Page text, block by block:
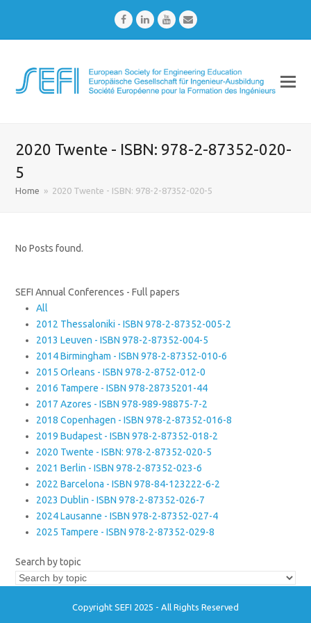
FacebookLinkedInYoutubeEmail
2020 Twente - ISBN: 978-2-87352-020-
5
Home » 2020 Twente - ISBN: 978-2-87352-020-5
No Posts found.
SEFI Annual Conferences - Full papers
All
2012 Thessaloniki - ISBN 978-2-87352-005-2
2013 Leuven - ISBN 978-2-87352-004-5
2014 Birmingham - ISBN 978-2-87352-010-6
2015 Orleans - ISBN 978-2-8752-012-0
2016 Tampere - ISBN 978-28735201-44
2017 Azores - ISBN 978-989-98875-7-2
2018 Copenhagen - ISBN 978-2-87352-016-8
2019 Budapest - ISBN 978-2-87352-018-2
2020 Twente - ISBN: 978-2-87352-020-5
2021 Berlin - ISBN 978-2-87352-023-6
2022 Barcelona - ISBN 978-84-123222-6-2
2023 Dublin - ISBN 978-2-87352-026-7
2024 Lausanne - ISBN 978-2-87352-027-4
2025 Tampere - ISBN 978-2-87352-029-8
Search by topic
Copyright SEFI 2025 - All Rights Reserved